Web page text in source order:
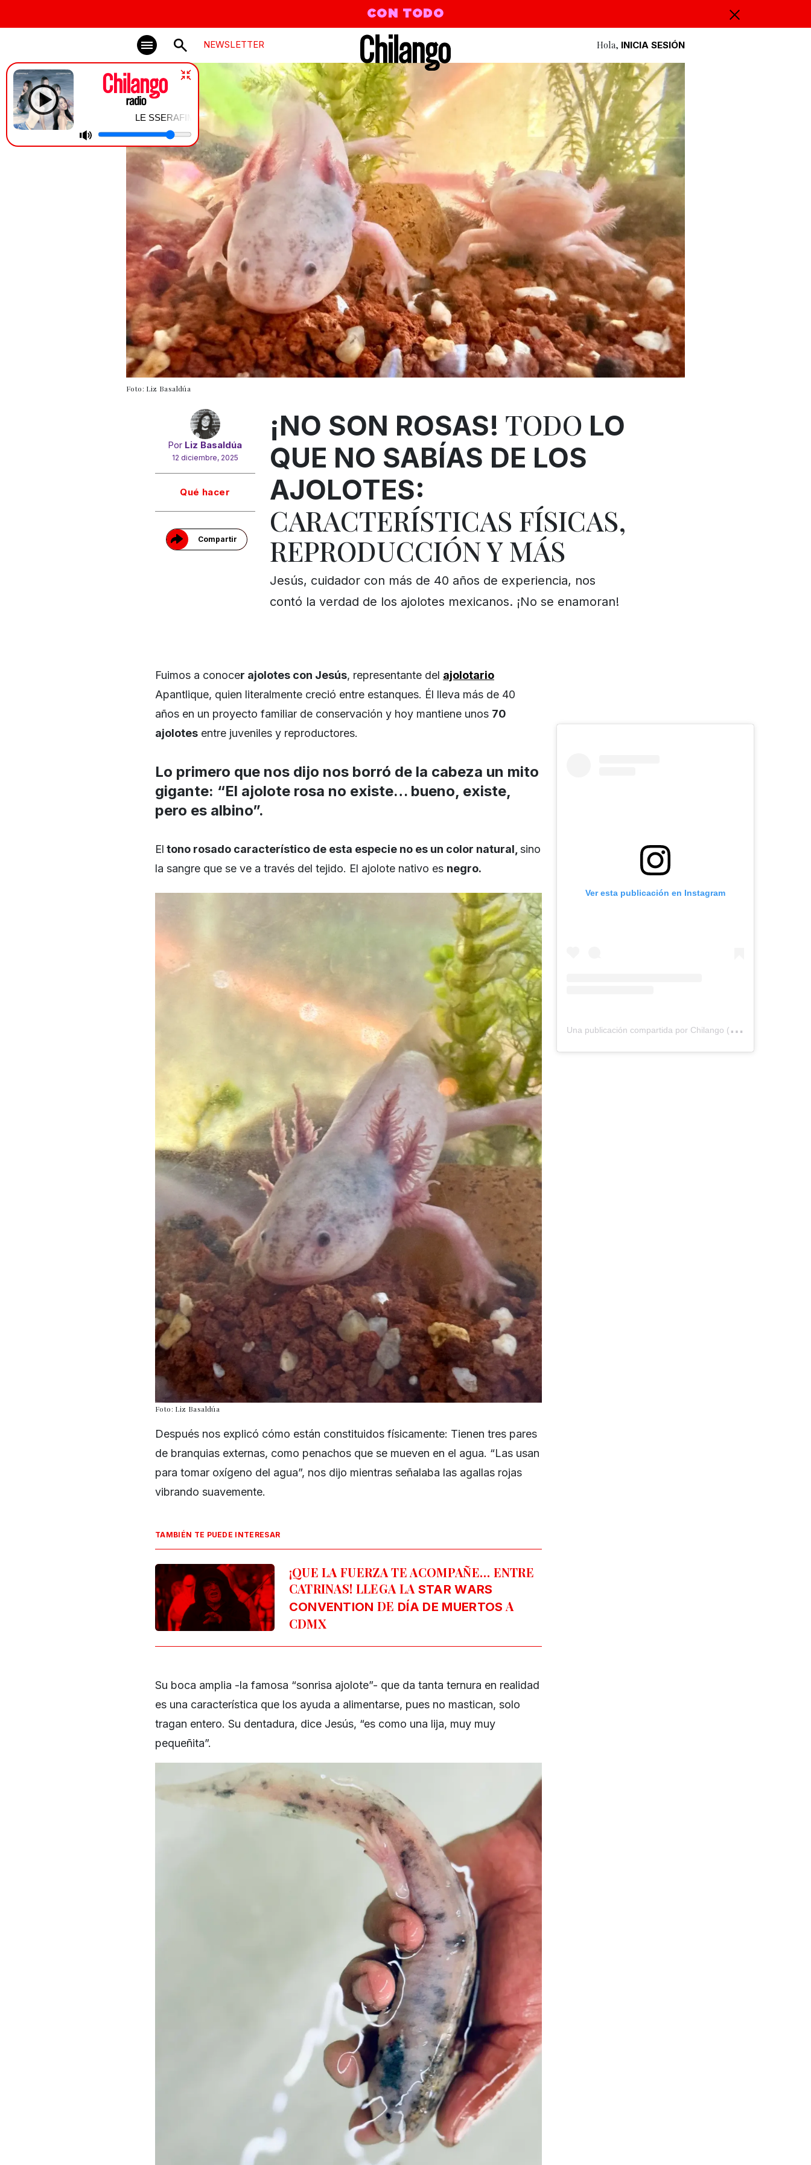
CON TODO
NEWSLETTER Hola, INICIA SESIÓN
LE SSERAFIM | BOOMPALA
Foto: Liz Basaldúa
Por Liz Basaldúa
12 diciembre, 2025
Qué hacer
Compartir
¡NO SON ROSAS! TODO LO
QUE NO SABÍAS DE LOS
AJOLOTES:
CARACTERÍSTICAS FÍSICAS,
REPRODUCCIÓN Y MÁS
Jesús, cuidador con más de 40 años de experiencia, nos
contó la verdad de los ajolotes mexicanos. ¡No se enamoran!
Fuimos a conocer ajolotes con Jesús, representante del ajolotario
Apantlique, quien literalmente creció entre estanques. Él lleva más de 40
años en un proyecto familiar de conservación y hoy mantiene unos 70
ajolotes entre juveniles y reproductores.
Lo primero que nos dijo nos borró de la cabeza un mito
gigante: “El ajolote rosa no existe… bueno, existe,
pero es albino”.
El tono rosado característico de esta especie no es un color natural, sino
la sangre que se ve a través del tejido. El ajolote nativo es negro.
Foto: Liz Basaldúa
Después nos explicó cómo están constituidos físicamente: Tienen tres pares
de branquias externas, como penachos que se mueven en el agua. “Las usan
para tomar oxígeno del agua”, nos dijo mientras señalaba las agallas rojas
vibrando suavemente.
TAMBIÉN TE PUEDE INTERESAR
¡QUE LA FUERZA TE ACOMPAÑE… ENTRE
CATRINAS! LLEGA LASTAR WARS
CONVENTION DE DÍA DE MUERTOS A
CDMX
Su boca amplia -la famosa “sonrisa ajolote”- que da tanta ternura en realidad
es una característica que los ayuda a alimentarse, pues no mastican, solo
tragan entero. Su dentadura, dice Jesús, “es como una lija, muy muy
pequeñita”.
Ver esta publicación en Instagram
U
na publicación compartida por Chilango (@chilangocom)